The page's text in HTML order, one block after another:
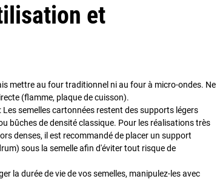
et
mettre au four traditionnel ni au four à micro-ondes. Ne
(flamme, plaque de cuisson).
: Les semelles cartonnées restent des supports légers
bûches de densité classique. Pour les réalisations très
denses, il est recommandé de placer un support
sous la semelle afin d'éviter tout risque de
la durée de vie de vos semelles, manipulez-les avec